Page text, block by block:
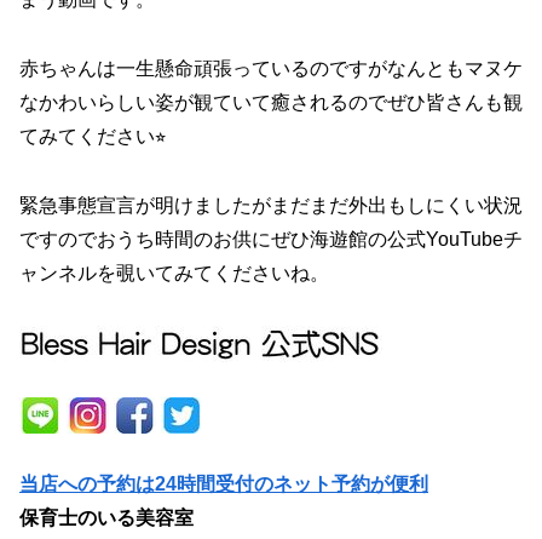
赤ちゃんは一生懸命頑張っているのですがなんともマヌケ
なかわいらしい姿が観ていて癒されるのでぜひ皆さんも観
てみてください⭐︎
緊急事態宣言が明けましたがまだまだ外出もしにくい状況
ですのでおうち時間のお供にぜひ海遊館の公式YouTubeチ
ャンネルを覗いてみてくださいね。
当店への予約は24時間受付のネット予約が便利
保育士のいる美容室